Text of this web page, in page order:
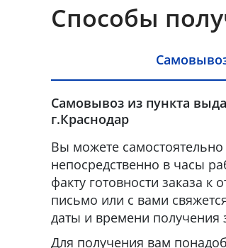
Способы
Самовывоз из пункта
г.Краснодар
Вы можете
непосредственно в часы
факту готовности заказа к
письмо или с вами
даты и времени получения
Для получения вам